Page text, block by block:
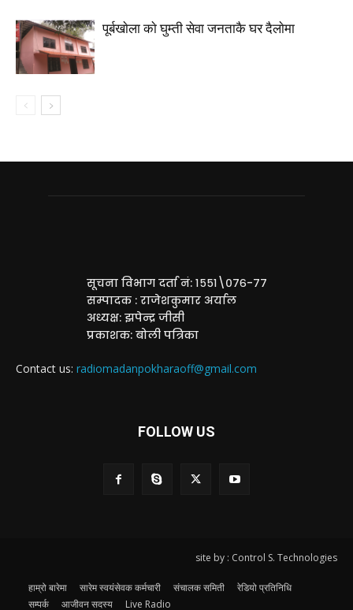
पूर्बखाेला काे घुम्ती सेवा जनताकै घर दैलाेमा
सूचना विभाग दर्ता नं: १५५१\०७६-७७
सम्पादक : राजेशकुमार अर्याल
अध्यक्ष: झपेन्द्र जीसी
प्रकाशक: बोली पत्रिका
Contact us: radiomadanpokharaoff@gmail.com
FOLLOW US
site by : Control S. Technologies
हाम्रो बारेमा सारेम स्वयंसेवक कर्मचारी संचालक समिती
रेडियो प्रतिनिधि
सम्पर्क
आजीवन सदस्य Live Radio